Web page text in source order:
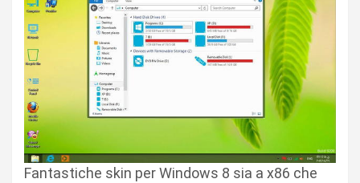
Fantastiche skin per Windows 8 sia a x86 che